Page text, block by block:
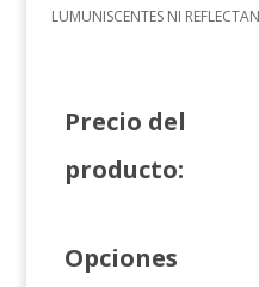
LUMUNISCENTES NI
Precio del
producto:
Opciones